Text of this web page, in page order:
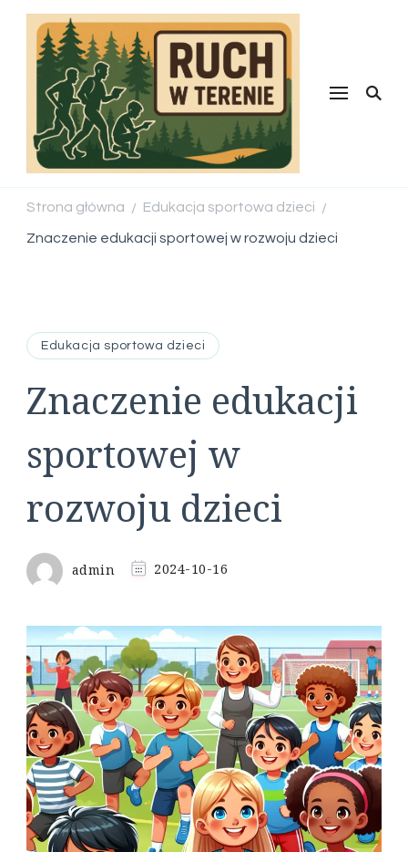
Ruch w
Strona główna / Edukacja sportowa dzieci /
Znaczenie edukacji sportowej w rozwoju dzieci
Edukacja sportowa dzieci
Znaczenie edukacji
sportowej w
rozwoju dzieci
admin 2024-10-16